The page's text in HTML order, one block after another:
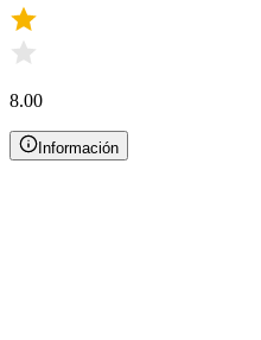
8.00
Información